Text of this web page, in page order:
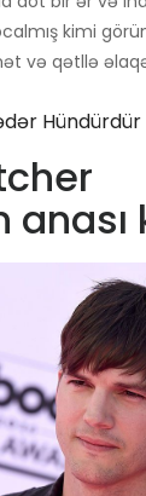
kimi
və qətllə
Hündürdür